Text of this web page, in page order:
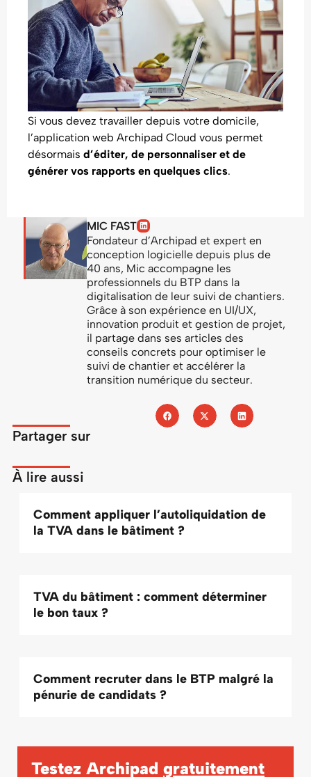
Si vous devez travailler depuis votre domicile,
l’application web Archipad Cloud vous permet
désormais d’éditer, de personnaliser et de
générer vos rapports en quelques clics.
MIC FAST
Fondateur d’Archipad et expert en
conception logicielle depuis plus de
40 ans, Mic accompagne les
professionnels du BTP dans la
digitalisation de leur suivi de chantiers.
Grâce à son expérience en UI/UX,
innovation produit et gestion de projet,
il partage dans ses articles des
conseils concrets pour optimiser le
suivi de chantier et accélérer la
transition numérique du secteur.
Partager sur
À lire aussi
Comment appliquer l’autoliquidation de
la TVA dans le bâtiment ?
TVA du bâtiment : comment déterminer
le bon taux ?
Comment recruter dans le BTP malgré la
pénurie de candidats ?
Testez Archipad gratuitement